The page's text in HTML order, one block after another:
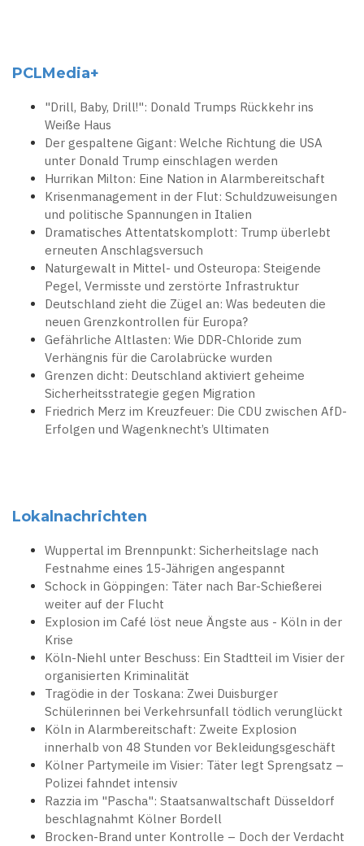
PCLMedia+
"Drill, Baby, Drill!": Donald Trumps Rückkehr ins
Weiße Haus
Der gespaltene Gigant: Welche Richtung die USA
unter Donald Trump einschlagen werden
Hurrikan Milton: Eine Nation in Alarmbereitschaft
Krisenmanagement in der Flut: Schuldzuweisungen
und politische Spannungen in Italien
Dramatisches Attentatskomplott: Trump überlebt
erneuten Anschlagsversuch
Naturgewalt in Mittel- und Osteuropa: Steigende
Pegel, Vermisste und zerstörte Infrastruktur
Deutschland zieht die Zügel an: Was bedeuten die
neuen Grenzkontrollen für Europa?
Gefährliche Altlasten: Wie DDR-Chloride zum
Verhängnis für die Carolabrücke wurden
Grenzen dicht: Deutschland aktiviert geheime
Sicherheitsstrategie gegen Migration
Friedrich Merz im Kreuzfeuer: Die CDU zwischen AfD-
Erfolgen und Wagenknecht’s Ultimaten
Lokalnachrichten
Wuppertal im Brennpunkt: Sicherheitslage nach
Festnahme eines 15-Jährigen angespannt
Schock in Göppingen: Täter nach Bar-Schießerei
weiter auf der Flucht
Explosion im Café löst neue Ängste aus - Köln in der
Krise
Köln-Niehl unter Beschuss: Ein Stadtteil im Visier der
organisierten Kriminalität
Tragödie in der Toskana: Zwei Duisburger
Schülerinnen bei Verkehrsunfall tödlich verunglückt
Köln in Alarmbereitschaft: Zweite Explosion
innerhalb von 48 Stunden vor Bekleidungsgeschäft
Kölner Partymeile im Visier: Täter legt Sprengsatz –
Polizei fahndet intensiv
Razzia im "Pascha": Staatsanwaltschaft Düsseldorf
beschlagnahmt Kölner Bordell
Brocken-Brand unter Kontrolle – Doch der Verdacht